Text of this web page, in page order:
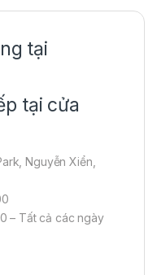
tại
tại cửa
Nguyễn Xiển,
– Tất cả các ngày